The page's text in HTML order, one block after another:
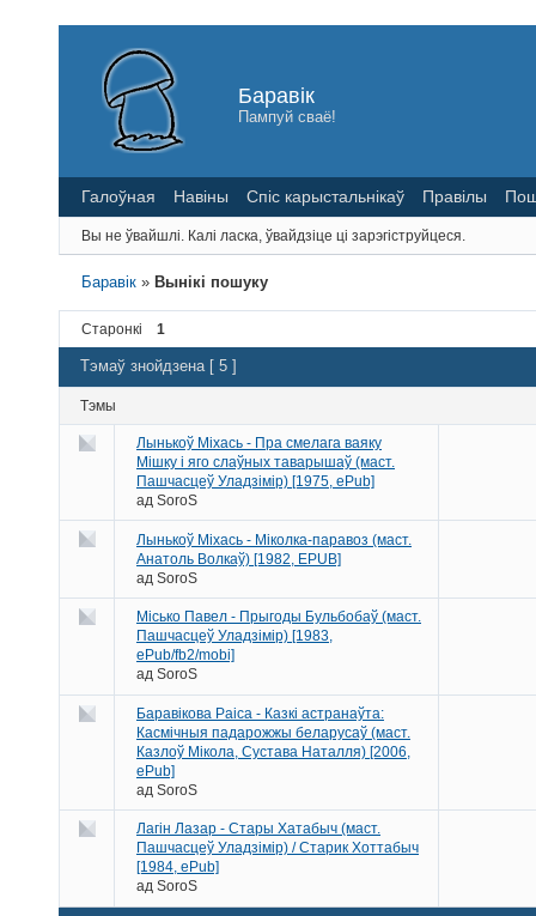
Баравік
Пампуй сваё!
Галоўная Навіны Спіс карыстальнікаў Правілы
Вы не ўвайшлі. Калі ласка, ўвайдзіце ці зарэгіструйцеся.
Баравік » Вынікі пошуку
Старонкі 1
Тэмаў знойдзена [ 5 ]
Тэмы
Лынькоў Міхась - Пра смелага ваяку
Мішку і яго слаўных таварышаў (маст.
Пашчасцеў Уладзімір) [1975, ePub]
ад SoroS
Лынькоў Міхась - Міколка-паравоз (маст.
Анатоль Волкаў) [1982, EPUB]
ад SoroS
Місько Павел - Прыгоды Бульбобаў (маст.
Пашчасцеў Уладзімір) [1983,
ePub/fb2/mobi]
ад SoroS
Баравікова Раіса - Казкі астранаўта:
Касмічныя падарожжы беларусаў (маст.
Казлоў Мікола, Сустава Наталля) [2006,
ePub]
ад SoroS
Лагін Лазар - Стары Хатабыч (маст.
Пашчасцеў Уладзімір) / Старик Хоттабыч
[1984, ePub]
ад SoroS